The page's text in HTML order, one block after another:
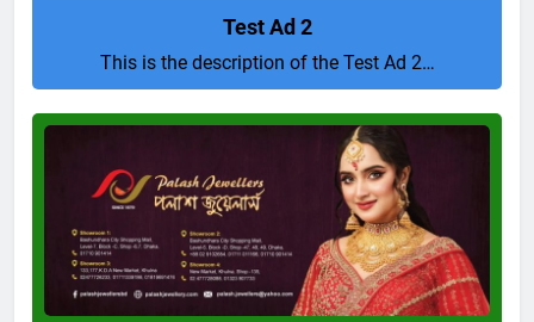
Test Ad 2
This is the description of the Test Ad 2…